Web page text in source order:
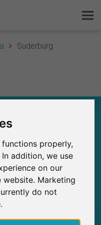
properly,
addition, we use
on our
Marketing
do not
Suderburg
su
su SurveyCircle
Ranking
ricerca
gratis